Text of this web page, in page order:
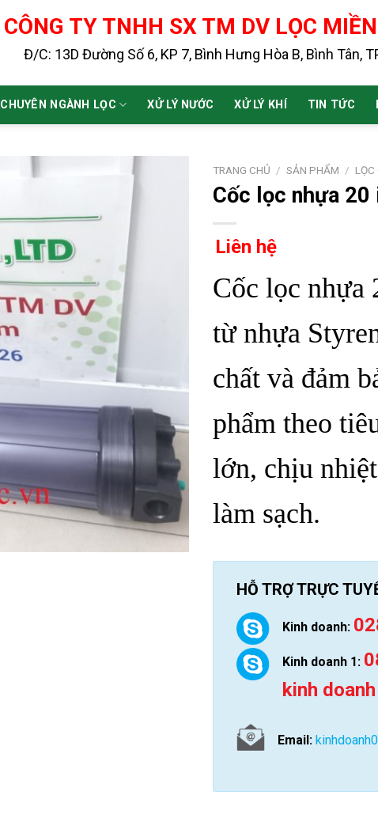
CÔNG TY TNHH SX TM DV LỌC
Đ/C: 13D Đường Số 6, KP 7, Bình Hưng Hòa B, Bình Tân,
CHUYÊN NGÀNH LỌC XỬ LÝ NƯỚC XỬ LÝ KHÍ TIN TỨC
TRANG CHỦ / SẢN PHẨM / LỌC
Cốc lọc nhựa 20
Liên hệ
Cốc lọc nhựa
từ nhựa
chất và đảm
phẩm theo
lớn, chịu
làm sạch.
HỖ TRỢ TRỰC
Kinh doanh:
Kinh doanh 1:
kinh
Email: